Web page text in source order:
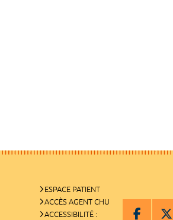
ESPACE PATIENT
ACCÈS AGENT CHU
ACCESSIBILITÉ :